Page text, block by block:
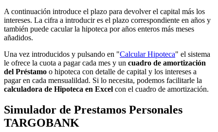
A continuación introduce el plazo para devolver el capital más los
intereses. La cifra a introducir es el plazo correspondiente en años y
también puede cacular la hipoteca por años enteros más meses
añadidos.
Una vez introducidos y pulsando en "Calcular Hipoteca" el sistema
le ofrece la cuota a pagar cada mes y un cuadro de amortización
del Préstamo o hipoteca con detalle de capital y los intereses a
pagar en cada mensualildad. Si lo necesita, podemos facilitarle la
calculadora de Hipoteca en Excel con el cuadro de amortización.
Simulador de Prestamos Personales
TARGOBANK